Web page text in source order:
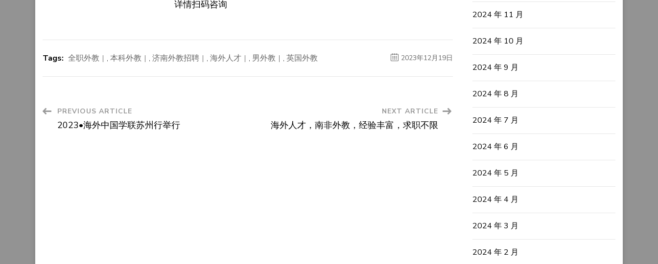
详情扫码咨询
Tags: 全职外教 , 本科外教 , 济南外教招聘 , 海外人才 , 男外教 , 英国外教 2023年12月19日
Post
Navigation
PREVIOUS ARTICLE
2023•海外中国学联苏州行举行
NEXT ARTICLE
海外人才，南非外教，经验丰富，求职不限
2024 年 11 月
2024 年 10 月
2024 年 9 月
2024 年 8 月
2024 年 7 月
2024 年 6 月
2024 年 5 月
2024 年 4 月
2024 年 3 月
2024 年 2 月